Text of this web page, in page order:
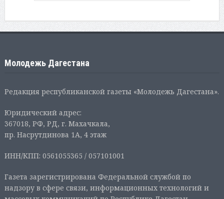
Молодежь Дагестана
Редакция республиканской газеты «Молодежь Дагестана».
Юридический адрес:
367018, РФ, РД, г. Махачкала,
пр. Насрутдинова 1А, 4 этаж
ИНН/КПП: 0561055365 / 057101001
Газета зарегистрирована Федеральной службой по
надзору в сфере связи, информационных технологий и